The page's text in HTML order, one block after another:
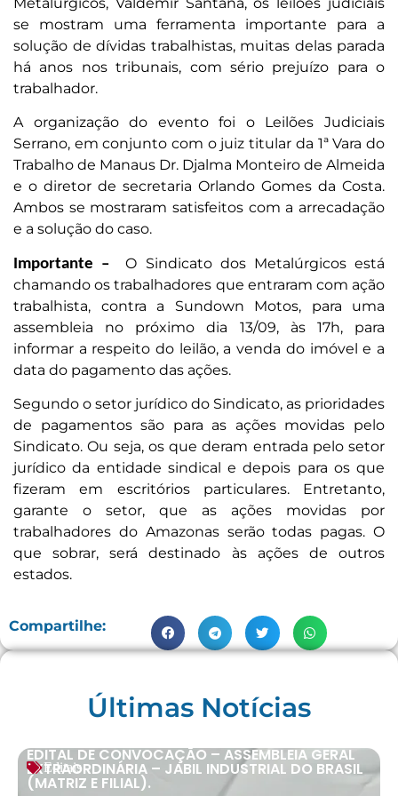
se mostram uma ferramenta importante para a
solução de dívidas trabalhistas, muitas delas parada
há anos nos tribunais, com sério prejuízo para o
trabalhador.
A organização do evento foi o Leilões Judiciais
Serrano, em conjunto com o juiz titular da 1ª Vara do
Trabalho de Manaus Dr. Djalma Monteiro de Almeida
e o diretor de secretaria Orlando Gomes da Costa.
Ambos se mostraram satisfeitos com a arrecadação
e a solução do caso.
Importante –
O Sindicato dos Metalúrgicos está
chamando os trabalhadores que entraram com ação
trabalhista, contra a Sundown Motos, para uma
assembleia no próximo dia 13/09, às 17h, para
informar a respeito do leilão, a venda do imóvel e a
data do pagamento das ações.
Segundo o setor jurídico do Sindicato, as prioridades
de pagamentos são para as ações movidas pelo
Sindicato. Ou seja, os que deram entrada pelo setor
jurídico da entidade sindical e depois para os que
fizeram em escritórios particulares. Entretanto,
garante o setor, que as ações movidas por
trabalhadores do Amazonas serão todas pagas. O
que sobrar, será destinado às ações de outros
estados.
Compartilhe:
Últimas Notícias
Editais
EDITAL DE CONVOCAÇÃO – ASSEMBLEIA GERAL
EXTRAORDINÁRIA – JABIL INDUSTRIAL DO BRASIL
(MATRIZ E FILIAL).